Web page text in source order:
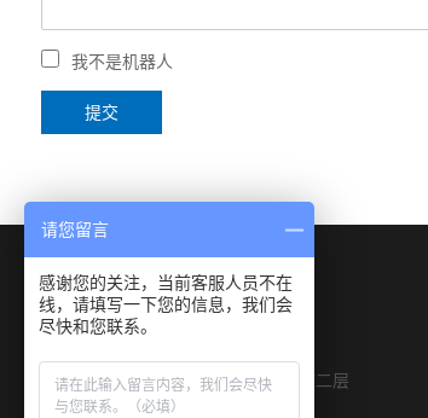
我不是机器人
深圳市宝安区燕罗街道物园路6号E栋二层
请您留言
感谢您的关注，当前客服人员不在
线，请填写一下您的信息，我们会
尽快和您联系。